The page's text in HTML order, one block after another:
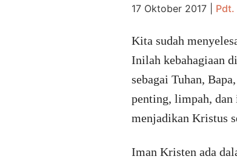
17 Oktober 2017| Pdt.
Kita sudah
Inilah kebahagiaan
sebagai Tuhan,
penting, limpah, dan
menjadikan Kristus
Iman Kristen ada